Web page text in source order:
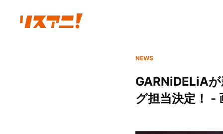
NEWS
GARNiDELiA
グ担当決定！ -